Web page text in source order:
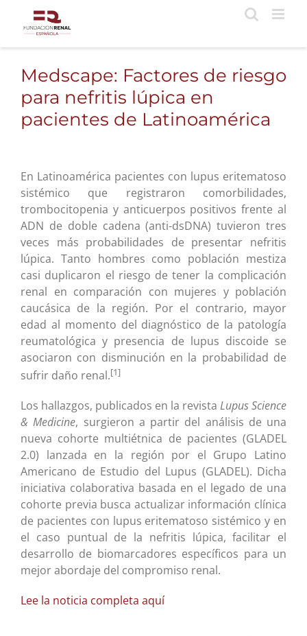
contenido
Medscape: Factores de riesgo
para nefritis lúpica en
pacientes de Latinoamérica
En Latinoamérica pacientes con lupus eritematoso
sistémico que registraron comorbilidades,
trombocitopenia y anticuerpos positivos frente al
ADN de doble cadena (anti-dsDNA) tuvieron tres
veces más probabilidades de presentar nefritis
lúpica. Tanto hombres como población mestiza
casi duplicaron el riesgo de tener la complicación
renal en comparación con mujeres y población
caucásica de la región. Por el contrario, mayor
edad al momento del diagnóstico de la patología
reumatológica y presencia de lupus discoide se
asociaron con disminución en la probabilidad de
sufrir daño renal.[1]
Los hallazgos, publicados en la revista Lupus Science
& Medicine, surgieron a partir del análisis de una
nueva cohorte multiétnica de pacientes (GLADEL
2.0) lanzada en la región por el Grupo Latino
Americano de Estudio del Lupus (GLADEL). Dicha
iniciativa colaborativa basada en el legado de una
cohorte previa busca actualizar información clínica
de pacientes con lupus eritematoso sistémico y en
el caso puntual de la nefritis lúpica, facilitar el
desarrollo de biomarcadores específicos para un
mejor abordaje del compromiso renal.
Lee la noticia completa aquí